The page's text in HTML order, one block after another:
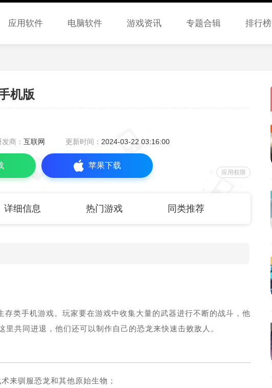
应用软件 电脑软件 游戏资讯 专题合辑 排行榜
机版
商： 互联网 更新时间： 2024-03-22 03:16:00
苹果下载
应用权限
详细信息 热门游戏 同类推荐
类手机游戏。玩家要在游戏中收集大量的武器进行不断的战斗，他
共同进退，他们还可以制作自己的恐龙来快速击败敌人。
来驯服恐龙和其他原始生物；